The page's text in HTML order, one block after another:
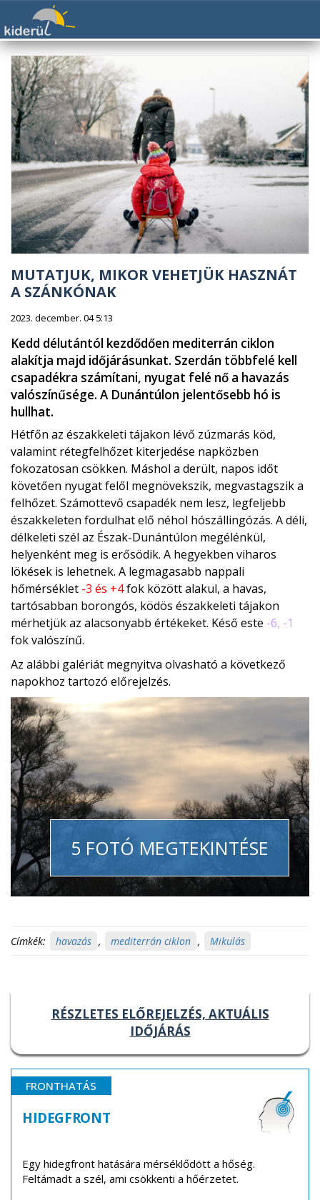
MUTATJUK, MIKOR VEHETJÜK HASZNÁT
A SZÁNKÓNAK
2023. december. 04 5:13
Kedd délutántól kezdődően mediterrán ciklon
alakítja majd időjárásunkat. Szerdán többfelé kell
csapadékra számítani, nyugat felé nő a havazás
valószínűsége. A Dunántúlon jelentősebb hó is
hullhat.
Hétfőn az északkeleti tájakon lévő zúzmarás köd,
valamint rétegfelhőzet kiterjedése napközben
fokozatosan csökken. Máshol a derült, napos időt
követően nyugat felől megnövekszik, megvastagszik a
felhőzet. Számottevő csapadék nem lesz, legfeljebb
északkeleten fordulhat elő néhol hószállingózás. A déli,
délkeleti szél az Észak-Dunántúlon megélénkül,
helyenként meg is erősödik. A hegyekben viharos
lökések is lehetnek. A legmagasabb nappali
hőmérséklet -3 és +4fok között alakul, a havas,
tartósabban borongós, ködös északkeleti tájakon
mérhetjük az alacsonyabb értékeket. Késő este -6, -1
fok valószínű.
Az alábbi galériát megnyitva olvasható a következő
napokhoz tartozó előrejelzés.
5 FOTÓ MEGTEKINTÉSE
Címkék: havazás , mediterrán ciklon , Mikulás
RÉSZLETES ELŐREJELZÉS, AKTUÁLIS
IDŐJÁRÁS
FRONTHATÁS
HIDEGFRONT
Egy hidegfront hatására mérséklődött a hőség.
Feltámadt a szél, ami csökkenti a hőérzetet.